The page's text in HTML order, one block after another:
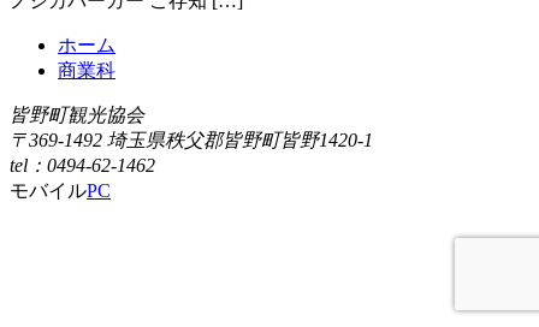
ホーム
商業科
皆野町観光協会
〒369-1492 埼玉県秩父郡皆野町皆野1420-1
tel：0494-62-1462
モバイルPC